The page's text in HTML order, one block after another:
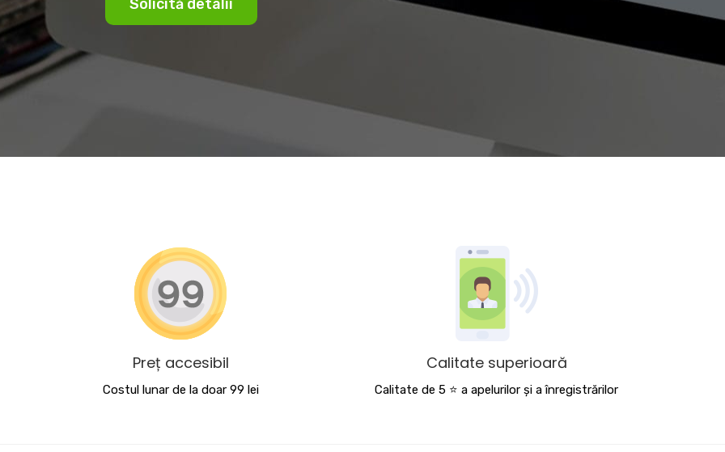
Solicită detalii
Preț accesibil
Costul lunar de la doar 99 lei
Calitate superioară
Calitate de 5 ⭐️ a apelurilor și a înregistrărilor